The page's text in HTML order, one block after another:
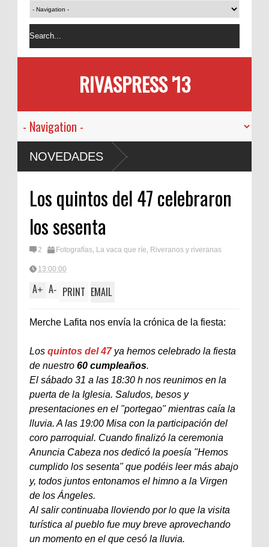
RIVASPRESS '13
NOVEDADES
Los quintos del 47 celebraron
los sesenta
2 Fotografías, La vaca que ríe, Riveranos y riveranas
13:00:00
A+ A- PRINT EMAIL
Merche Lafita nos envía la crónica de la fiesta:
Los quintos del 47ya hemos celebrado la fiesta
de nuestro 60 cumpleaños.
El sábado 31 a las 18:30 h nos reunimos en la
puerta de la Iglesia. Saludos, besos y
presentaciones en el "portegao" mientras caía la
lluvia. A las 19:00 Misa con la participación del
coro parroquial. Cuando finalizó la ceremonia
Anuncia Cabeza nos dedicó la poesía "Hemos
cumplido los sesenta" que podéis leer más abajo
y, todos juntos entonamos el himno a la Virgen
de los Ángeles.
Al salir continuaba lloviendo por lo que la visita
turística al pueblo fue muy breve aprovechando
un momento en el que cesó la lluvia.